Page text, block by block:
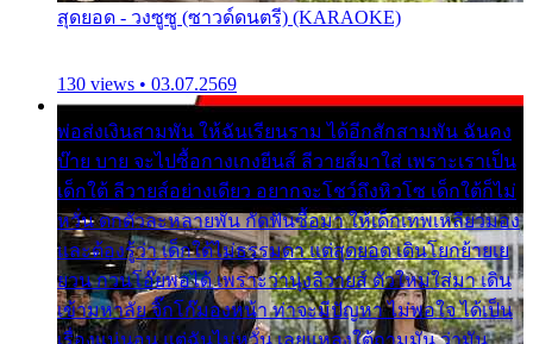
สุดยอด - วงซูซู (ซาวด์ดนตรี) (KARAOKE)
130 views • 03.07.2569
พ่อส่งเงินสามพัน ให้ฉันเรียนราม ได้อีกสักสามพัน ฉันคง
บ๊าย บาย จะไปซื้อกางเกงยีนส์ ลีวายส์มาใส่ เพราะเราเป็น
เด็กใต้ ลีวายส์อย่างเดียว อยากจะโชว์ถึงหิวโซ เด็กใต้ก็ไม่
หวั่น ตกตัวละหลายพัน กัดฟันซื้อมา ให้เด็กเทพเหลียวมอง
และต้องรู้ว่า เด็กใต้ไม่ธรรมดา แต่สุดยอด เดินโยกย้ายเย
ยวน กวนโอ๊ยพอได้ เพราะว่านุ่งลีวายส์ ตัวใหม่ใส่มา เดิน
เข้ามหาลัย จิ๊กโก๊มองหน้า ท่าจะมีปัญหา ไม่พอใจ ได้เป็น
เรื่องแน่นอน แต่ฉันไม่หวั่น เลยแหลงใต้ถามมัน ว่ามัน